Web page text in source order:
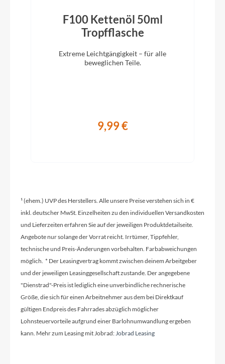
Schwalbe Energizer Plus Tour, Greenguard,
Reflex-Streifen, 55-622 Schlauch: Schwalbe AV19
Griffe
Bosch Standard Charger, 4A
Rahmenmaterial
Aluminium
Kurbelgarnitur
FSA CK-320, belt, 46t
Kassette
F100 Kettenöl 50ml
Tropfflasche
Extreme Leichtgängigkeit – für alle
beweglichen Teile.
9,99 €
¹ (ehem.) UVP des Herstellers. Alle unsere Preise verstehen sich in €
inkl. deutscher MwSt. Einzelheiten zu den individuellen Versandkosten
und Lieferzeiten erfahren Sie auf der jeweiligen Produktdetailseite.
Angebote nur solange der Vorrat reicht. Irrtümer, Tippfehler,
technische und Preis-Änderungen vorbehalten. Farbabweichungen
möglich. * Der Leasingvertrag kommt zwischen deinem Arbeitgeber
und der jeweiligen Leasinggesellschaft zustande. Der angegebene
"Dienstrad"-Preis ist lediglich eine unverbindliche rechnerische
Größe, die sich für einen Arbeitnehmer aus dem bei Direktkauf
gültigen Endpreis des Fahrrades abzüglich möglicher
Lohnsteuervorteile aufgrund einer Barlohnumwandlung ergeben
kann. Mehr zum Leasing mit Jobrad:Jobrad Leasing